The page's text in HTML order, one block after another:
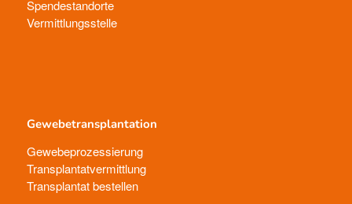
Spendestandorte
Vermittlungsstelle
Gewebetransplantation
Gewebeprozessierung
Transplantatvermittlung
Transplantat bestellen